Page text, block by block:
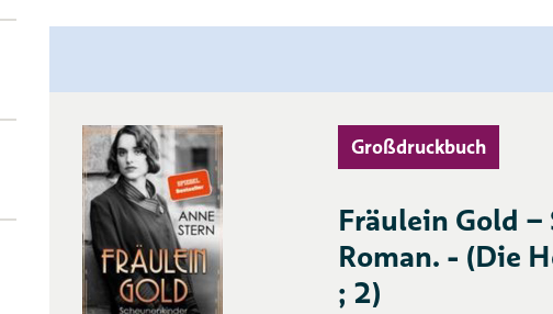
Großdruckbuch
Fräulein Gold
Roman. - (Die
; 2)